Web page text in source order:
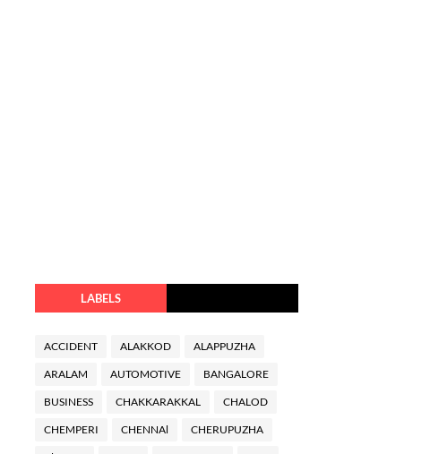
LABELS
ACCIDENT ALAKKOD ALAPPUZHA
ARALAM AUTOMOTIVE BANGALORE
BUSINESS CHAKKARAKKAL CHALOD
CHEMPERI CHENNAl CHERUPUZHA